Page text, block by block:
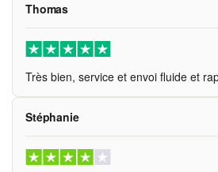
Thomas
Très bien, service et envoi fluide et
Stéphanie